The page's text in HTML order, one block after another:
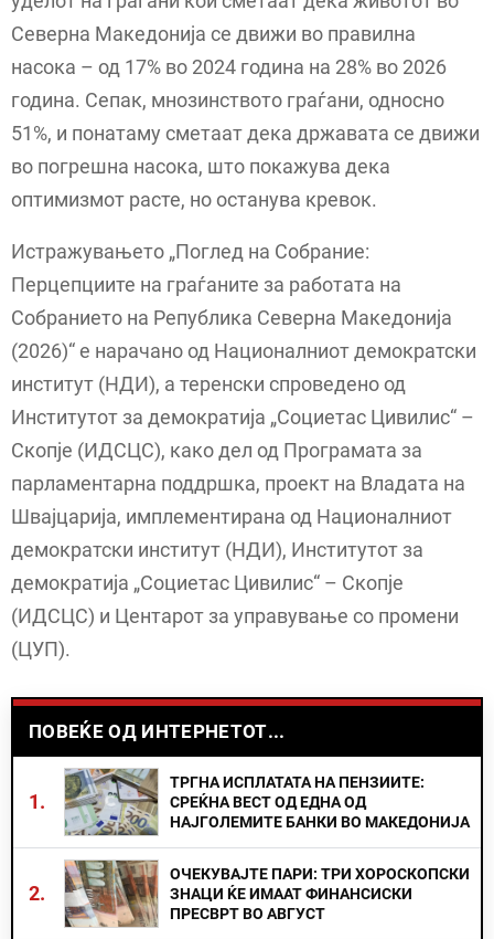
Северна Македонија се движи во правилна
насока – од 17% во 2024 година на 28% во 2026
година. Сепак, мнозинството граѓани, односно
51%, и понатаму сметаат дека државата се движи
во погрешна насока, што покажува дека
оптимизмот расте, но останува кревок.
Истражувањето „Поглед на Собрание:
Перцепциите на граѓаните за работата на
Собранието на Република Северна Македонија
(2026)“ е нарачано од Националниот демократски
институт (НДИ), а теренски спроведено од
Институтот за демократија „Социетас Цивилис“ –
Скопје (ИДСЦС), како дел од Програмата за
парламентарна поддршка, проект на Владата на
Швајцарија, имплементирана од Националниот
демократски институт (НДИ), Институтот за
демократија „Социетас Цивилис“ – Скопје
(ИДСЦС) и Центарот за управување со промени
(ЦУП).
ПОВЕЌЕ ОД ИНТЕРНЕТОТ...
1.
ТРГНА ИСПЛАТАТА НА ПЕНЗИИТЕ:
СРЕЌНА ВЕСТ ОД ЕДНА ОД
НАЈГОЛЕМИТЕ БАНКИ ВО МАКЕДОНИЈА
2.
ОЧЕКУВАЈТЕ ПАРИ: ТРИ ХОРОСКОПСКИ
ЗНАЦИ ЌЕ ИМААТ ФИНАНСИСКИ
ПРЕСВРТ ВО АВГУСТ